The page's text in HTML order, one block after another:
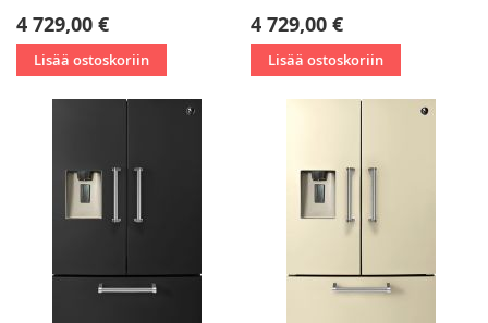
4 729,00 €
Lisää ostoskoriin
4 729,00 €
Lisää ostoskoriin